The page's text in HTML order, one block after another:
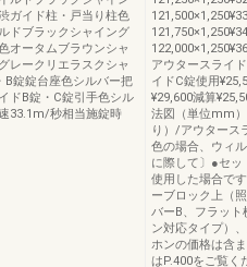
ガイド柱・戸当り柱色
ドブラックシャイング
オータムブラウンシャ
レークリエラスクシャ
B錠錠台座色シルバー把
ドB錠・C錠引手色シル
33.1m/秒相当施錠時
アウタースライ
イドC錠使用
¥29,600減算
法図（単位mm
り）/アウタース
色の場合、ウィ
に際して〕●セッ
使用した場合で
ーブロック上（
バーB、フラット
ン対応タイプ）
ホンの価格は含
はP.400をご覧く